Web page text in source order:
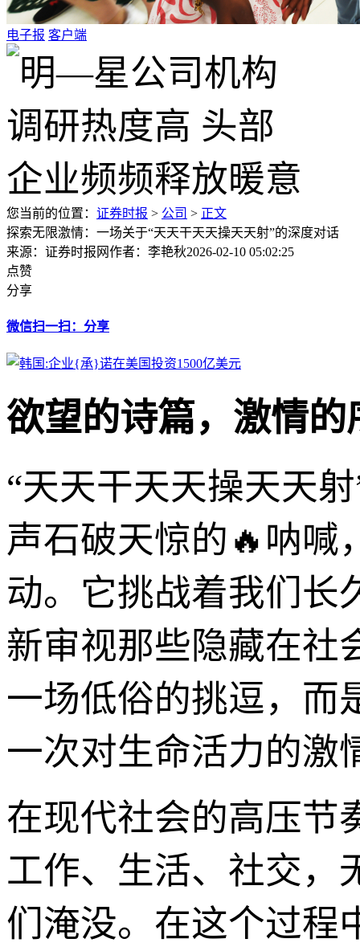
电子报 客户端
您当前的位置： 证券时报 > 公司 > 正文
探索无限激情：一场关于“天天干天天操天天射”的深度对话
来源：证券时报网作者：李艳秋2026-02-10 05:02:25
点赞
分享
微信扫一扫：分享
欲望的诗篇，激情的
“天天干天天操天天
声石破天惊的🔥呐喊
动。它挑战着我们长
新审视那些隐藏在社
一场低俗的挑逗，而
一次对生命活力的激
在现代社会的高压节
工作、生活、社交，
们淹没。在这个过程